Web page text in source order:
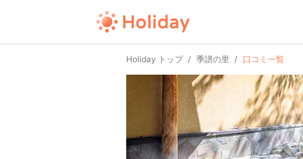
Holiday トップ 季譜の里 口コミ一覧